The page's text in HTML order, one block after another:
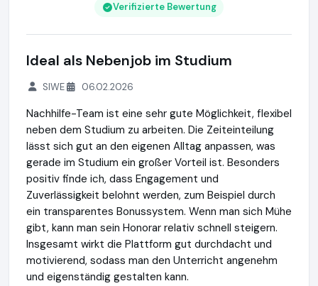
Verifizierte Bewertung
Ideal als Nebenjob im Studium
SIWE 06.02.2026
Nachhilfe-Team ist eine sehr gute Möglichkeit, flexibel
neben dem Studium zu arbeiten. Die Zeiteinteilung
lässt sich gut an den eigenen Alltag anpassen, was
gerade im Studium ein großer Vorteil ist. Besonders
positiv finde ich, dass Engagement und
Zuverlässigkeit belohnt werden, zum Beispiel durch
ein transparentes Bonussystem. Wenn man sich Mühe
gibt, kann man sein Honorar relativ schnell steigern.
Insgesamt wirkt die Plattform gut durchdacht und
motivierend, sodass man den Unterricht angenehm
und eigenständig gestalten kann.